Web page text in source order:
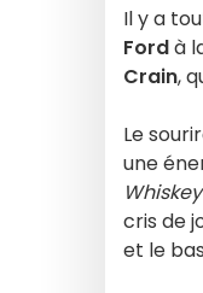
Il y a
Fordà
Crain,
Le
une
cris de
et le